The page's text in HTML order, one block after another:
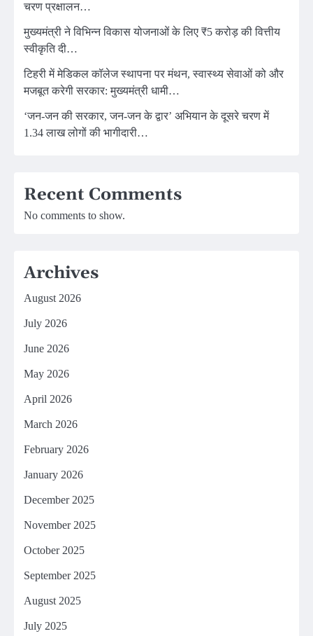
चरण प्रक्षालन…
मुख्यमंत्री ने विभिन्न विकास योजनाओं के लिए ₹5 करोड़ की वित्तीय
स्वीकृति दी…
टिहरी में मेडिकल कॉलेज स्थापना पर मंथन, स्वास्थ्य सेवाओं को और
मजबूत करेगी सरकार: मुख्यमंत्री धामी…
‘जन-जन की सरकार, जन-जन के द्वार’ अभियान के दूसरे चरण में
1.34 लाख लोगों की भागीदारी…
Recent Comments
No comments to show.
Archives
August 2026
July 2026
June 2026
May 2026
April 2026
March 2026
February 2026
January 2026
December 2025
November 2025
October 2025
September 2025
August 2025
July 2025